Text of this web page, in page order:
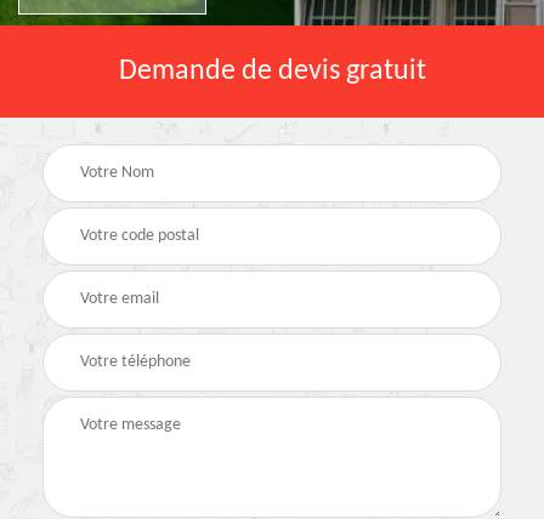
Demande de devis gratuit